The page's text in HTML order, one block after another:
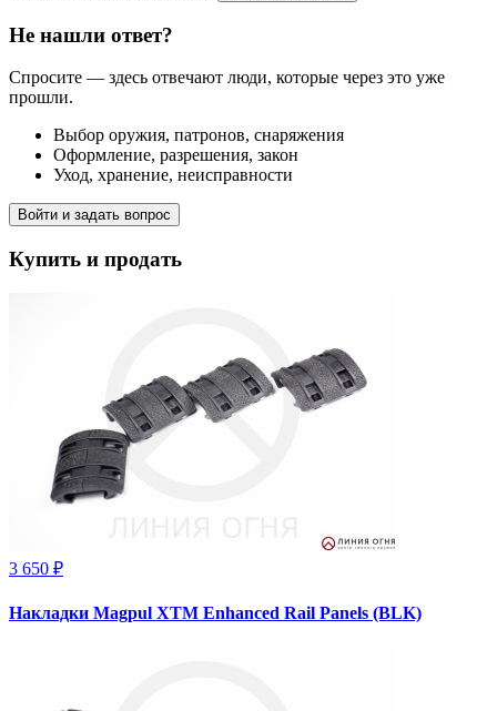
Не нашли ответ?
Спросите — здесь отвечают люди, которые через это уже
прошли.
Выбор оружия, патронов, снаряжения
Оформление, разрешения, закон
Уход, хранение, неисправности
Войти и задать вопрос
Купить и продать
3 650 ₽
Накладки Magpul XTM Enhanced Rail Panels (BLK)